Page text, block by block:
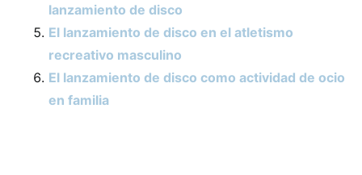
lanzamiento de disco
El lanzamiento de disco en el atletismo
recreativo masculino
El lanzamiento de disco como actividad de ocio
en familia